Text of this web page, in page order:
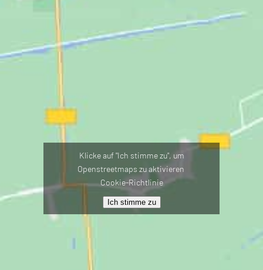
Klicke auf "Ich stimme zu", um
Openstreetmaps zu aktivieren
Cookie-Richtlinie
Ich stimme zu